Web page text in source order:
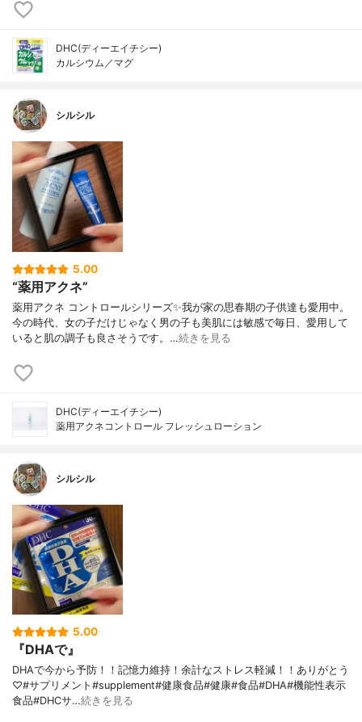
DHC(ディーエイチシー)
カルシウム／マグ
シルシル
5.00
“薬用アクネ”
薬用アクネ コントロールシリーズ✨我が家の思春期の子供達も愛用中。
今の時代、女の子だけじゃなく男の子も美肌には敏感で毎日、愛用して
いると肌の調子も良さそうです。…続きを見る
DHC(ディーエイチシー)
薬用アクネコントロール フレッシュローション
シルシル
5.00
『DHAで』
DHAで今から予防！！記憶力維持！余計なストレス軽減！！ありがとう
♡#サプリメント#supplement#健康食品#健康#食品#DHA#機能性表示
食品#DHCサ…続きを見る